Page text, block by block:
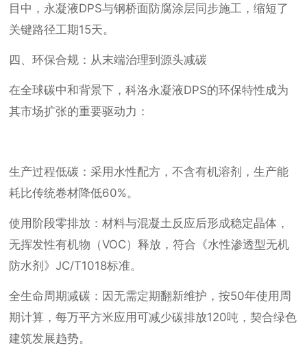
目中，永凝液DPS与钢桥面防腐涂层同步施工，缩短了
关键路径工期15天。
四、环保合规：从末端治理到源头减碳
在全球碳中和背景下，科洛永凝液DPS的环保特性成为
其市场扩张的重要驱动力：
生产过程低碳：采用水性配方，不含有机溶剂，生产能
耗比传统卷材降低60%。
使用阶段零排放：材料与混凝土反应后形成稳定晶体，
无挥发性有机物（VOC）释放，符合《水性渗透型无机
防水剂》JC/T1018标准。
全生命周期减碳：因无需定期翻新维护，按50年使用周
期计算，每万平方米应用可减少碳排放120吨，契合绿色
建筑发展趋势。